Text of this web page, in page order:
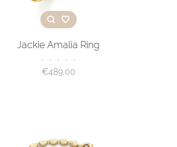
Jackie Amalia Ring
• • • • •
€489,00